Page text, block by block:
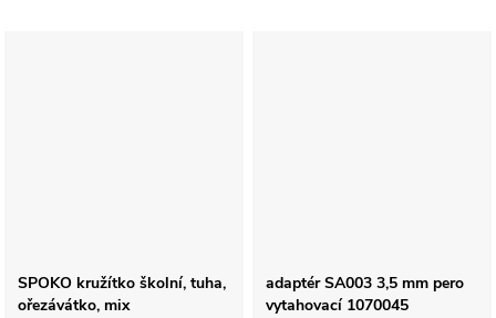
SPOKO kružítko školní, tuha,
ořezávátko, mix
adaptér SA003 3,5 mm pero
vytahovací 1070045